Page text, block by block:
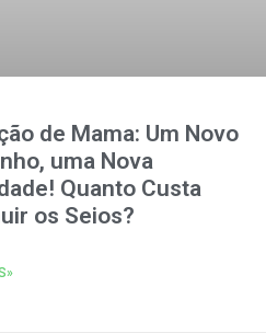
de Mama: Um Novo
uma Nova
Quanto Custa
os Seios?